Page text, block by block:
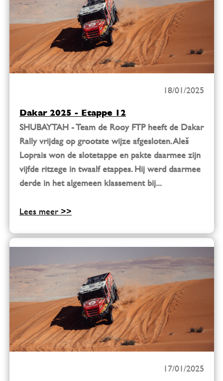
18/01/2025
Dakar 2025 - Etappe 12
SHUBAYTAH - Team de Rooy FTP heeft de Dakar
Rally vrijdag op grootste wijze afgesloten. Aleš
Loprais won de slotetappe en pakte daarmee zijn
vijfde ritzege in twaalf etappes. Hij werd daarmee
derde in het algemeen klassement bij...
Lees meer >>
17/01/2025